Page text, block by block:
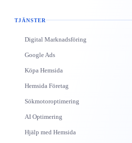
TJÄNSTER
Digital Marknadsföring
Google Ads
Köpa Hemsida
Hemsida Företag
Sökmotoroptimering
AI Optimering
Hjälp med Hemsida